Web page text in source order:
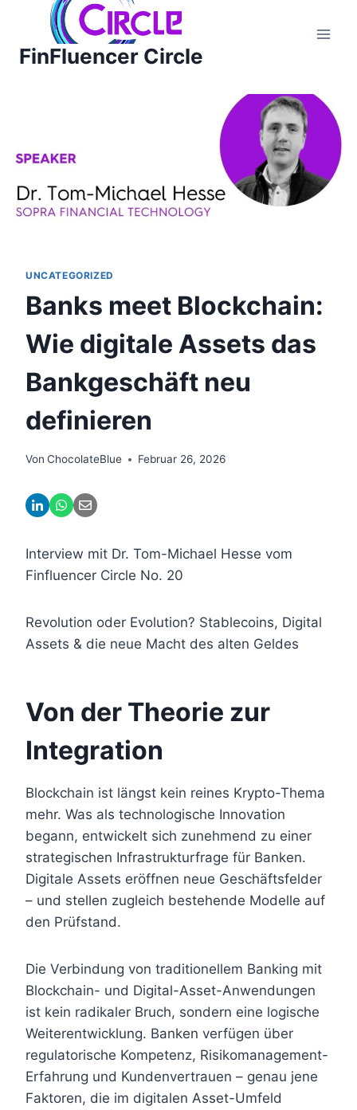
springen
FinFluencer Circle
UNCATEGORIZED
Banks meet Blockchain:
Wie digitale Assets das
Bankgeschäft neu
definieren
Von ChocolateBlue Februar 26, 2026
Interview mit Dr. Tom-Michael Hesse vom
Finfluencer Circle No. 20
Revolution oder Evolution? Stablecoins, Digital
Assets & die neue Macht des alten Geldes
Von der Theorie zur
Integration
Blockchain ist längst kein reines Krypto-Thema
mehr. Was als technologische Innovation
begann, entwickelt sich zunehmend zu einer
strategischen Infrastrukturfrage für Banken.
Digitale Assets eröffnen neue Geschäftsfelder
– und stellen zugleich bestehende Modelle auf
den Prüfstand.
Die Verbindung von traditionellem Banking mit
Blockchain- und Digital-Asset-Anwendungen
ist kein radikaler Bruch, sondern eine logische
Weiterentwicklung. Banken verfügen über
regulatorische Kompetenz, Risikomanagement-
Erfahrung und Kundenvertrauen – genau jene
Faktoren, die im digitalen Asset-Umfeld